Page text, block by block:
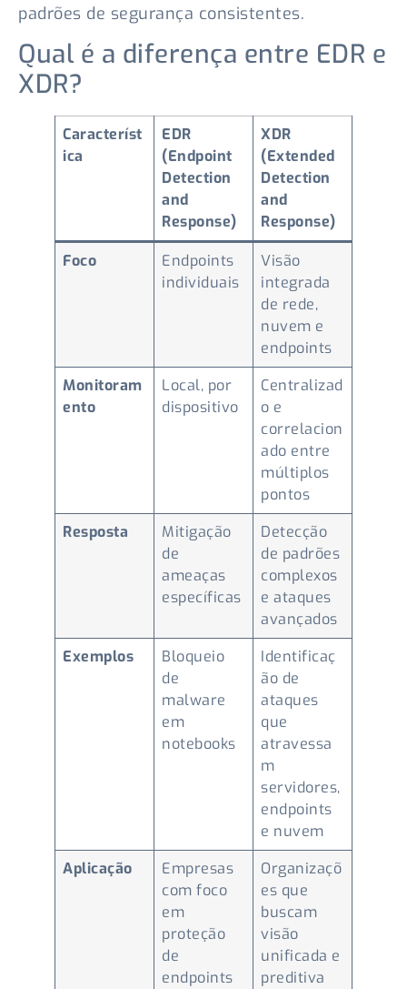
padrões de segurança consistentes.
Qual é a diferença entre EDR e
XDR?
Característ
ica
EDR
(Endpoint
Detection
and
Response)
XDR
(Extended
Detection
and
Response)
Foco
Endpoints
individuais
Visão
integrada
de rede,
nuvem e
endpoints
Monitoram
ento
Local, por
dispositivo
Centralizad
o e
correlacion
ado entre
múltiplos
pontos
Resposta
Mitigação
de
ameaças
específicas
Detecção
de padrões
complexos
e ataques
avançados
Exemplos
Bloqueio
de
malware
em
notebooks
Identificaç
ão de
ataques
que
atravessa
m
servidores,
endpoints
e nuvem
Aplicação
Empresas
com foco
em
proteção
de
endpoints
Organizaçõ
es que
buscam
visão
unificada e
preditiva